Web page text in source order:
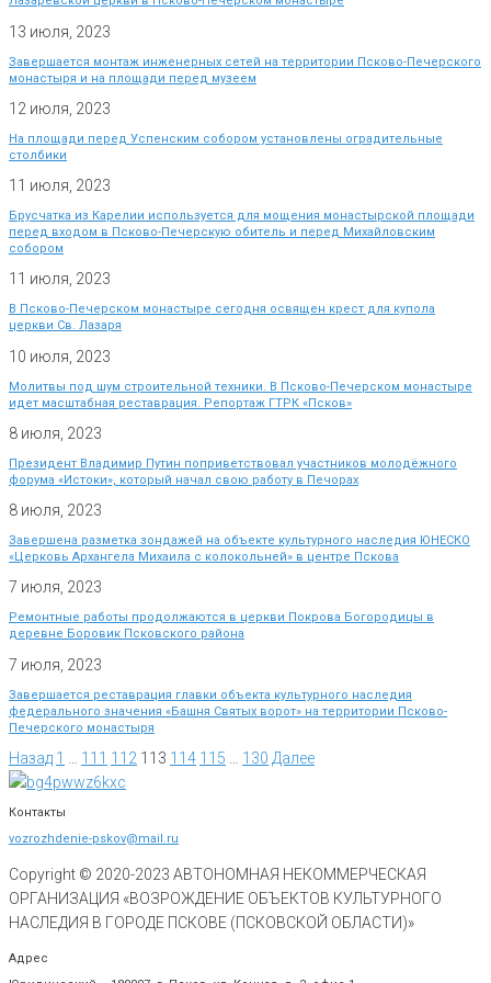
13 июля, 2023
Завершается монтаж инженерных сетей на территории Псково-Печерского
монастыря и на площади перед музеем
12 июля, 2023
На площади перед Успенским собором установлены оградительные
столбики
11 июля, 2023
Брусчатка из Карелии используется для мощения монастырской площади
перед входом в Псково-Печерскую обитель и перед Михайловским
собором
11 июля, 2023
В Псково-Печерском монастыре сегодня освящен крест для купола
церкви Св. Лазаря
10 июля, 2023
Молитвы под шум строительной техники. В Псково-Печерском монастыре
идет масштабная реставрация. Репортаж ГТРК «Псков»
8 июля, 2023
Президент Владимир Путин поприветствовал участников молодёжного
форума «Истоки», который начал свою работу в Печорах
8 июля, 2023
Завершена разметка зондажей на объекте культурного наследия ЮНЕСКО
«Церковь Архангела Михаила с колокольней» в центре Пскова
7 июля, 2023
Ремонтные работы продолжаются в церкви Покрова Богородицы в
деревне Боровик Псковского района
7 июля, 2023
Завершается реставрация главки объекта культурного наследия
федерального значения «Башня Святых ворот» на территории Псково-
Печерского монастыря
Назад 1 111 112 113 114 115 130 Далее
Контакты
vozrozhdenie-pskov@mail.ru
Copyright © 2020-2023 АВТОНОМНАЯ НЕКОММЕРЧЕСКАЯ
ОРГАНИЗАЦИЯ «ВОЗРОЖДЕНИЕ ОБЪЕКТОВ КУЛЬТУРНОГО
НАСЛЕДИЯ В ГОРОДЕ ПСКОВЕ (ПСКОВСКОЙ ОБЛАСТИ)»
Адрес